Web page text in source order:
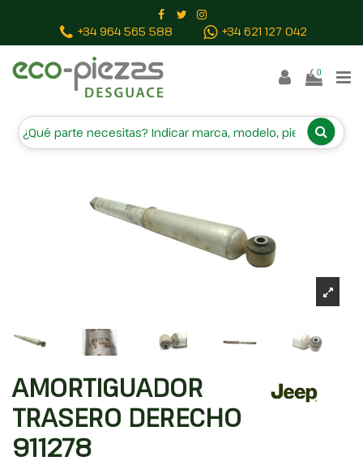
+34 964 565 588 +34 621 127 042
0
AMORTIGUADOR TRASERO
DERECHO 911278
AMORTIGUADOR
TRASERO DERECHO
911278